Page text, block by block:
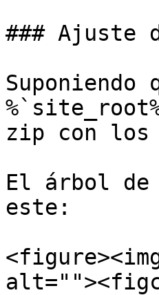
### Ajuste
zip con
El árbol
este: